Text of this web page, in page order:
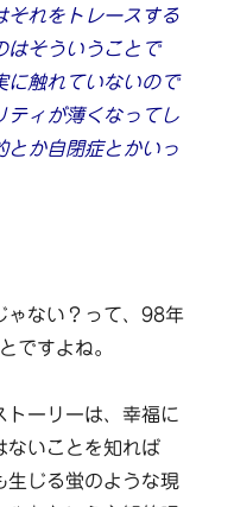
れをトレースする
はそういうことで
に触れていないので
ティが薄くなってし
とか自閉症とかいっ
ゃない？って、98年
ですよね。
トーリーは、幸福に
ないことを知れば
生じる蛍のような現